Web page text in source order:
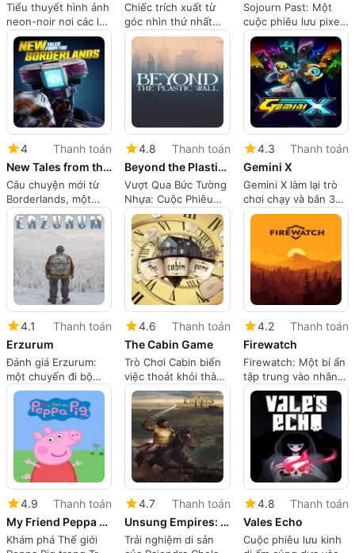
Tiểu thuyết hình ảnh
neon-noir nơi các lựa
chọn dẫn dắt tội
phạm, tình yêu và
bóng tối
Chiếc trích xuất từ
góc nhìn thứ nhất
theo phong cách
Lovecraft trong một
khu rừng bị nguyền
rủa thế kỷ 17
Sojourn Past: Một
cuộc phiêu lưu pixel-
art u sầu với những
trận chiến căng
thẳng
4
Thanh toán
New Tales from the Borderlands
Câu chuyện mới từ
Borderlands, một
cuộc phiêu lưu
Borderlands dựa trên
lựa chọn điện ảnh
4.8
Thanh toán
Beyond the Plastic Wall
Vượt Qua Bức Tường
Nhựa: Cuộc Phiêu
Lưu Kể Chuyện Cảm
Nhận Với Nghệ
Thuật Pixel HD
4.3
Thanh toán
Gemini X
Gemini X làm lại trò
chơi chạy và bắn 32-
bit thành
Metroidvania phân
4.1
Thanh toán
Erzurum
Đánh giá Erzurum:
một chuyến đi bộ
lạnh giá, tập trung
vào sinh tồn qua
miền đông Thổ Nhĩ
4.6
Thanh toán
The Cabin Game
Trò Chơi Cabin biến
việc thoát khỏi thành
một trò chơi kinh dị
hợp tác căng thẳng,
dựa trên thẻ
4.2
Thanh toán
Firewatch
Firewatch: Một bí ẩn
tập trung vào nhân
vật, ngắn gọn trong
vùng hoang dã
Wyoming
4.9
Thanh toán
My Friend Peppa Pig
Khám phá Thế giới
4.7
Thanh toán
Unsung Empires: The Cholas II Legacy of Rajendra Chola
Trải nghiệm di sản
4.8
Thanh toán
Vales Echo
Cuộc phiêu lưu kinh